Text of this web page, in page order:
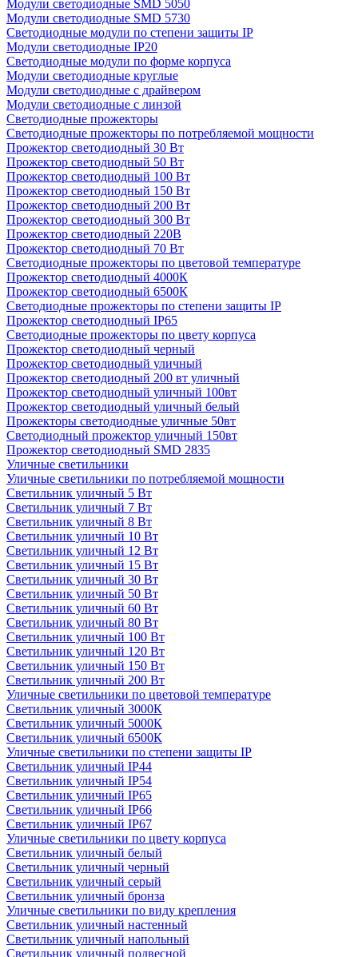
Модули светодиодные SMD 5050
Модули светодиодные SMD 5730
Светодиодные модули по степени защиты IP
Модули светодиодные IP20
Светодиодные модули по форме корпуса
Модули светодиодные круглые
Модули светодиодные с драйвером
Модули светодиодные с линзой
Светодиодные прожекторы
Светодиодные прожекторы по потребляемой мощности
Прожектор светодиодный 30 Вт
Прожектор светодиодный 50 Вт
Прожектор светодиодный 100 Вт
Прожектор светодиодный 150 Вт
Прожектор светодиодный 200 Вт
Прожектор светодиодный 300 Вт
Прожектор светодиодный 220В
Прожектор светодиодный 70 Вт
Светодиодные прожекторы по цветовой температуре
Прожектор светодиодный 4000К
Прожектор светодиодный 6500К
Светодиодные прожекторы по степени защиты IP
Прожектор светодиодный IP65
Светодиодные прожекторы по цвету корпуса
Прожектор светодиодный черный
Прожектор светодиодный уличный
Прожектор светодиодный 200 вт уличный
Прожектор светодиодный уличный 100вт
Прожектор светодиодный уличный белый
Прожекторы светодиодные уличные 50вт
Светодиодный прожектор уличный 150вт
Прожектор светодиодный SMD 2835
Уличные светильники
Уличные светильники по потребляемой мощности
Светильник уличный 5 Вт
Светильник уличный 7 Вт
Светильник уличный 8 Вт
Светильник уличный 10 Вт
Светильник уличный 12 Вт
Светильник уличный 15 Вт
Светильник уличный 30 Вт
Светильник уличный 50 Вт
Светильник уличный 60 Вт
Светильник уличный 80 Вт
Светильник уличный 100 Вт
Светильник уличный 120 Вт
Светильник уличный 150 Вт
Светильник уличный 200 Вт
Уличные светильники по цветовой температуре
Cветильник уличный 3000К
Cветильник уличный 5000К
Cветильник уличный 6500К
Уличные светильники по степени защиты IP
Светильник уличный IP44
Светильник уличный IP54
Светильник уличный IP65
Светильник уличный IP66
Светильник уличный IP67
Уличные светильники по цвету корпуса
Светильник уличный белый
Светильник уличный черный
Светильник уличный серый
Светильник уличный бронза
Уличные светильники по виду крепления
Светильник уличный настенный
Светильник уличный напольный
Светильник уличный подвесной